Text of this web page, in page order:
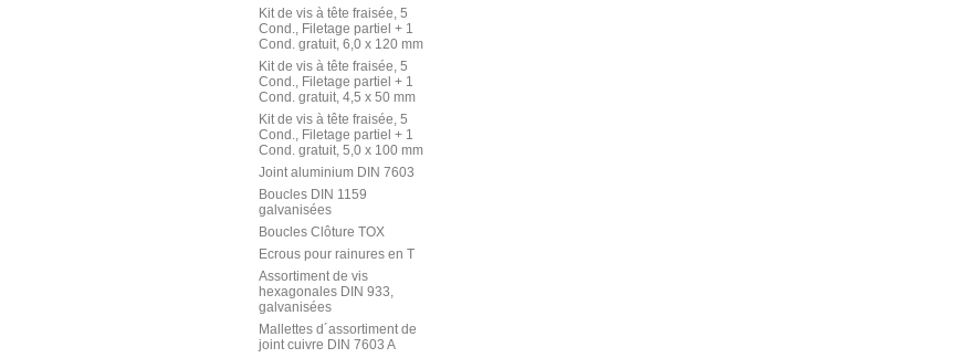
Kit de vis à tête fraisée, 5
Cond., Filetage partiel + 1
Cond. gratuit, 6,0 x 120 mm
Kit de vis à tête fraisée, 5
Cond., Filetage partiel + 1
Cond. gratuit, 4,5 x 50 mm
Kit de vis à tête fraisée, 5
Cond., Filetage partiel + 1
Cond. gratuit, 5,0 x 100 mm
Joint aluminium DIN 7603
Boucles DIN 1159
galvanisées
Boucles Clôture TOX
Ecrous pour rainures en T
Assortiment de vis
hexagonales DIN 933,
galvanisées
Mallettes d´assortiment de
joint cuivre DIN 7603 A